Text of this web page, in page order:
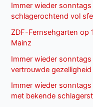
Immer wieder
schlagerochtend vol
ZDF-Fernsehgarten op
Mainz
Immer wieder
vertrouwde gezelligheid
Immer wieder
met bekende